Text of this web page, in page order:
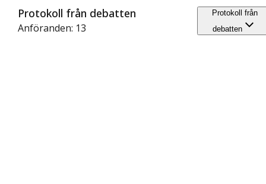
Protokoll från debatten
Anföranden: 13
Protokoll från
debatten